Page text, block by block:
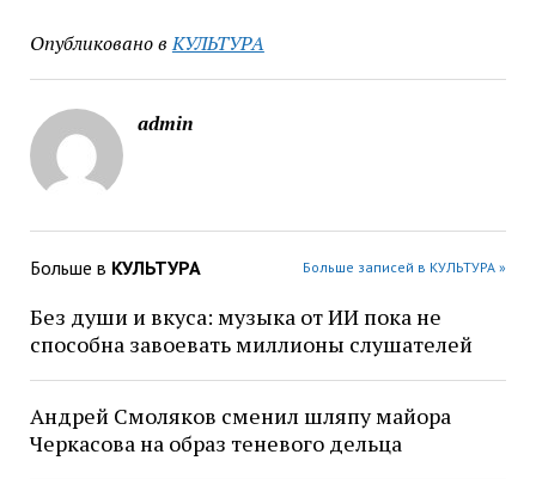
Опубликовано в КУЛЬТУРА
admin
Больше в КУЛЬТУРА Больше записей в КУЛЬТУРА »
Без души и вкуса: музыка от ИИ пока не
способна завоевать миллионы слушателей
Андрей Смоляков сменил шляпу майора
Черкасова на образ теневого дельца